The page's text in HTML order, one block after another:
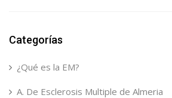
Categorías
¿Qué es la EM?
A. De Esclerosis Multiple de Almeria